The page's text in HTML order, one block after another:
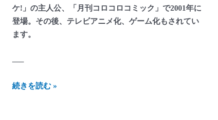
ケ!」の主人公、「月刊コロコロコミック」で2001年に
登場。その後、テレビアニメ化、ゲーム化もされてい
ます。
—–
に
続きを読む »